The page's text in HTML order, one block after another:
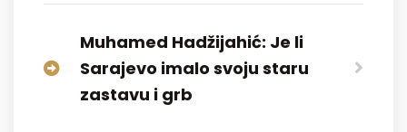
Muhamed Hadžijahić: Je li
Sarajevo imalo svoju staru
zastavu i grb